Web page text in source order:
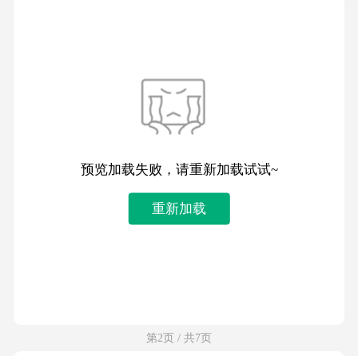
预览加载失败，请重新加载试试~
重新加载
第2页 / 共7页